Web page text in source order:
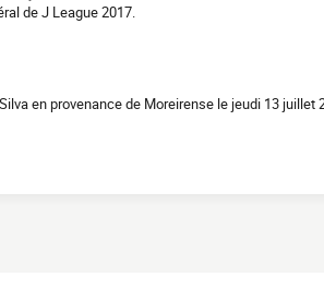
de J League 2017.
en provenance de Moreirense le jeudi 13 juillet